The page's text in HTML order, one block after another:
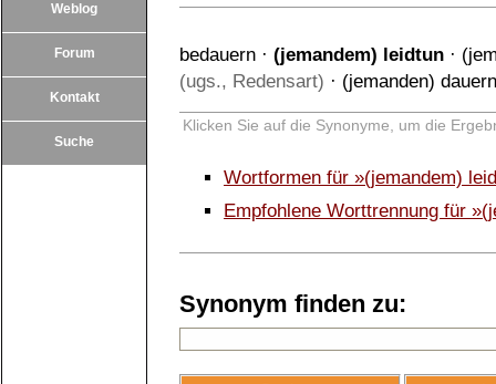
Weblog
Forum
Kontakt
Suche
bedauern · (jemandem) leidtun ·
(ugs., Redensart) · (jemanden) dauern
Klicken Sie auf die Synonyme, um die
Wortformen für »(jemandem)
Empfohlene Worttrennung für
Synonym finden zu: